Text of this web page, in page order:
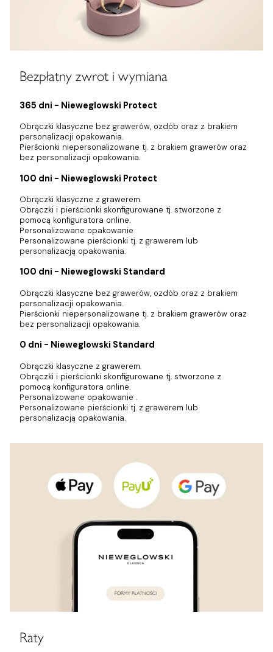
Bezpłatny zwrot i wymiana
365 dni - Nieweglowski Protect
Obrączki klasyczne bez grawerów, ozdób oraz z brakiem
personalizacji opakowania.
Pierścionki niepersonalizowane tj. z brakiem grawerów oraz
bez personalizacji opakowania.
100 dni - Nieweglowski Protect
Obrączki klasyczne z grawerem.
Obrączki i pierścionki skonfigurowane tj. stworzone z
pomocą konfiguratora online.
Personalizowane opakowanie
Personalizowane pierścionki tj. z grawerem lub
personalizacją opakowania.
100 dni - Nieweglowski Standard
Obrączki klasyczne bez grawerów, ozdób oraz z brakiem
personalizacji opakowania.
Pierścionki niepersonalizowane tj. z brakiem grawerów oraz
bez personalizacji opakowania.
0 dni - Nieweglowski Standard
Obrączki klasyczne z grawerem.
Obrączki i pierścionki skonfigurowane tj. stworzone z
pomocą konfiguratora online.
Personalizowane opakowanie .
Personalizowane pierścionki tj. z grawerem lub
personalizacją opakowania.
Raty